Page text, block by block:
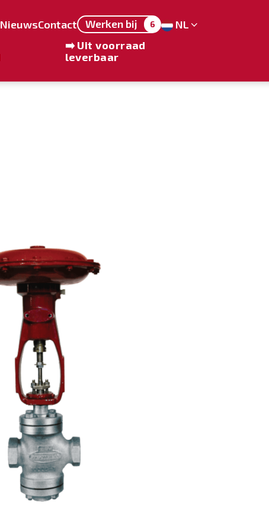
NieuwsContact Werken bij 6
NL
➡️ Uit voorraad
leverbaar